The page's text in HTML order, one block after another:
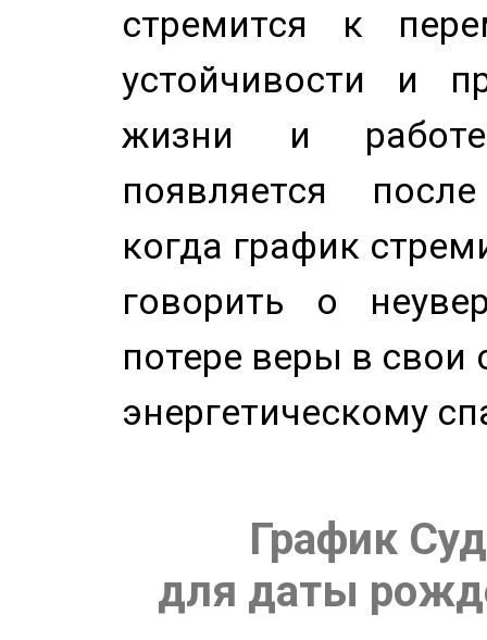
стремится к
устойчивости и
жизни и
появляется
когда график
говорить о
потере веры в свои
энергетическому
График
для даты